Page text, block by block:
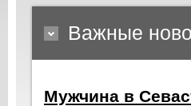
Важные
Мужчина в